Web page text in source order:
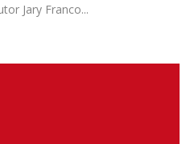
Jary Franco...